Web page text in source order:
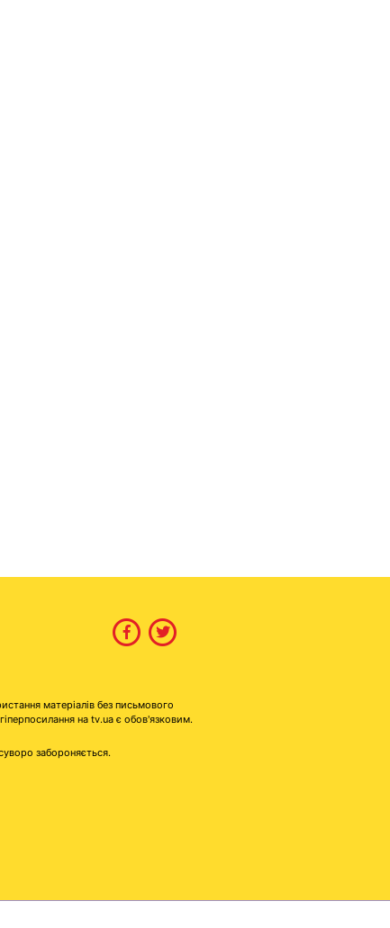
матеріалів без письмового
на tv.ua є обов'язковим.
забороняється.